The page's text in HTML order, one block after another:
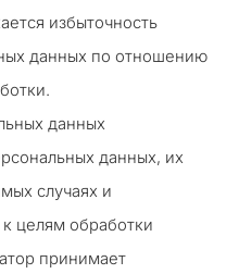
избыточность
данных по отношению
данных
данных, их
случаях и
целям обработки
принимает